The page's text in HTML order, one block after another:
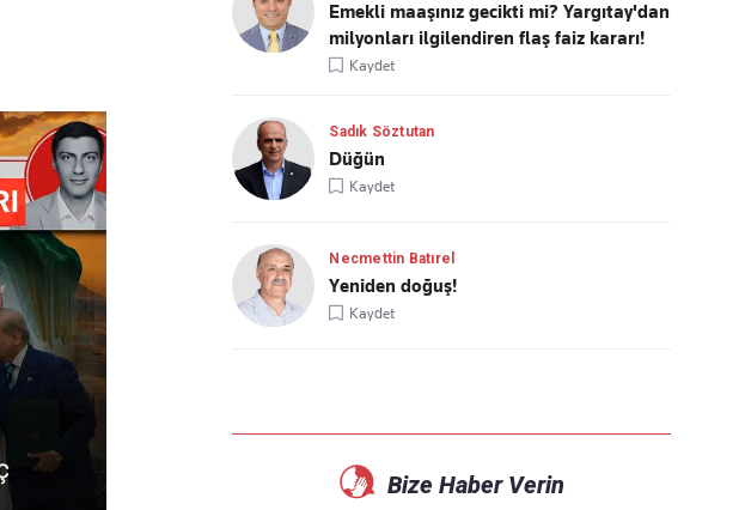
Emekli maaşınız gecikti mi? Yargıtay'dan
milyonları ilgilendiren flaş faiz kararı!
Kaydet
Sadık Söztutan
Düğün
Kaydet
Necmettin Batırel
Yeniden doğuş!
Kaydet
Bize Haber Verin